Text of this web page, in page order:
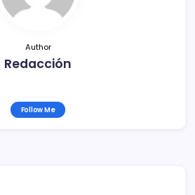
Author
Redacción
Follow Me